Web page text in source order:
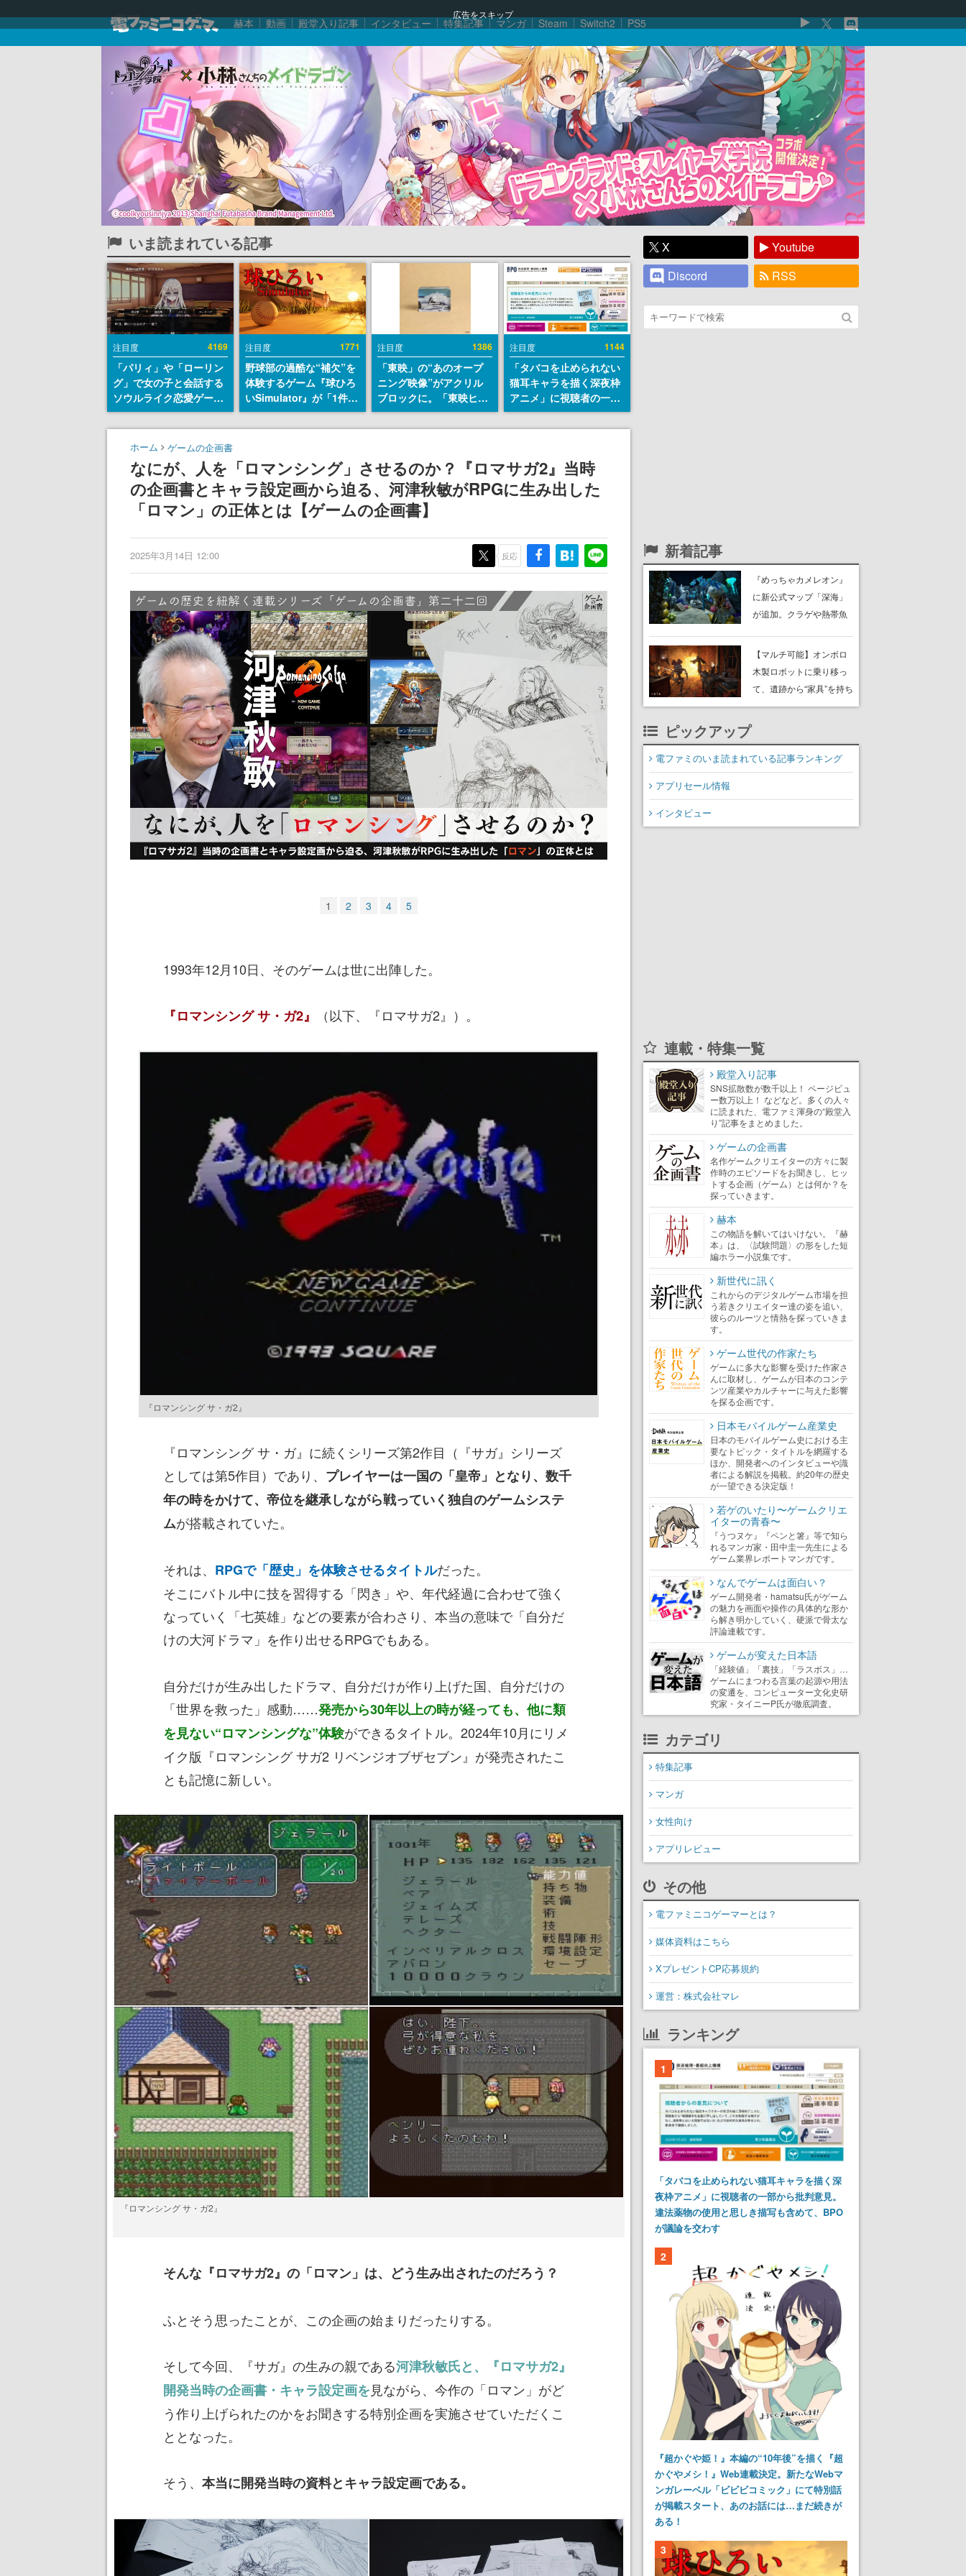
広告をスキップ
赫本 動画 殿堂入り記事 インタビュー 特集記事 マンガ Steam Switch2 PS5
いま読まれている記事
注目度 4169
「パリィ」や「ローリン
グ」で女の子と会話する
ソウルライク恋愛ゲーム
『小早川さんはソウルラ
イク』無料公開。返事に
失敗すると「YOU
DIED」
注目度 1771
野球部の過酷な“補欠”を
体験するゲーム『球ひろ
いSimulator』が「1件」
のウィッシュリストをも
とにチェコ語に対応し
ダム・カム』開発元やチ
ェコのプロ野球選手から
称賛の声
注目度 1386
「東映」の“あのオープ
ニング映像”がアクリル
ブロックに。「東映ヒス
トリカル グッズコレクシ
ョン」が8月下旬より発
注目度 1144
「タバコを止められない
猫耳キャラを描く深夜枠
アニメ」に視聴者の一部
から批判意見。違法薬物
の使用と思しき描写も含
ホーム ゲームの企画書
なにが、人を「ロマンシング」させるのか？『ロマサガ2』当時
の企画書とキャラ設定画から迫る、河津秋敏がRPGに生み出した
「ロマン」の正体とは【ゲームの企画書】
2025年3月14日 12:00 反応
1 2 3 4 5
1993年12月10日、そのゲームは世に出陣した。
『ロマンシング サ・ガ2』 （以下、『ロマサガ2』）。
『ロマンシング サ・ガ2』
『ロマンシング サ・ガ』に続くシリーズ第2作目（『サガ』シリーズ
としては第5作目）であり、 プレイヤーは一国の「皇帝」となり、数千
年の時をかけて、帝位を継承しながら戦っていく独自のゲームシステ
ムが搭載されていた。
それは、 RPGで「歴史」を体験させるタイトルだった。
そこにバトル中に技を習得する「閃き」や、年代経過に合わせて強く
なっていく「七英雄」などの要素が合わさり、本当の意味で「自分だ
けの大河ドラマ」を作り出せるRPGでもある。
自分だけが生み出したドラマ、自分だけが作り上げた国、自分だけの
「世界を救った」感動……発売から30年以上の時が経っても、他に類
を見ない“ロマンシングな”体験ができるタイトル。2024年10月にリメ
イク版『ロマンシング サガ2 リベンジオブザセブン』が発売されたこ
とも記憶に新しい。
『ロマンシング サ・ガ2』
そんな『ロマサガ2』の「ロマン」は、どう生み出されたのだろう？
ふとそう思ったことが、この企画の始まりだったりする。
そして今回、『サガ』の生みの親である河津秋敏氏と、『ロマサガ2』
開発当時の企画書・キャラ設定画を見ながら、今作の「ロマン」がど
う作り上げられたのかをお聞きする特別企画を実施させていただくこ
ととなった。
そう、 本当に開発当時の資料とキャラ設定画である。
X
Youtube
Discord
RSS
新着記事
『めっちゃカメレオン』
に新公式マップ「深海」
が追加。クラゲや熱帯魚
や大きな貝も
【マルチ可能】オンボロ
木製ロボットに乗り移っ
て、遺跡から“家具”を持ち
帰るホラーアクションゲ
売。迫る“腐敗”から逃げ延
び、持ち帰った家具で基
ピックアップ
電ファミのいま読まれている記事ランキング
アプリセール情報
インタビュー
連載・特集一覧
殿堂入り記事
SNS拡散数が数千以上！ ページビュ
ー数万以上！ などなど。多くの人々
に読まれた、電ファミ渾身の“殿堂入
り”記事をまとめました。
ゲームの企画書
名作ゲームクリエイターの方々に製
作時のエピソードをお聞きし、ヒッ
トする企画（ゲーム）とは何か？を
探っていきます。
赫本
この物語を解いてはいけない。『赫
本』は、〈試験問題〉の形をした短
編ホラー小説集です。
新世代に訊く
これからのデジタルゲーム市場を担
う若きクリエイター達の姿を追い、
彼らのルーツと情熱を探っていきま
す。
ゲーム世代の作家たち
ゲームに多大な影響を受けた作家さ
んに取材し、ゲームが日本のコンテ
ンツ産業やカルチャーに与えた影響
を探る企画です。
日本モバイルゲーム産業史
日本のモバイルゲーム史における主
要なトピック・タイトルを網羅する
ほか、開発者へのインタビューや識
者による解説を掲載。約20年の歴史
が一望できる決定版！
若ゲのいたり〜ゲームクリエ
イターの青春〜
『うつヌケ』『ペンと箸』等で知ら
れるマンガ家・田中圭一先生による
ゲーム業界レポートマンガです。
なんでゲームは面白い？
ゲーム開発者・hamatsu氏がゲーム
の魅力を画面や操作の具体的な形か
ら解き明かしていく、硬派で骨太な
評論連載です。
ゲームが変えた日本語
「経験値」「裏技」「ラスボス」…
ゲームにまつわる言葉の起源や用法
の変遷を、コンピューター文化史研
究家・タイニーP氏が徹底調査。
カテゴリ
特集記事
マンガ
女性向け
アプリレビュー
その他
電ファミニコゲーマーとは？
媒体資料はこちら
XプレゼントCP応募規約
運営：株式会社マレ
ランキング
1
「タバコを止められない猫耳キャラを描く深
夜枠アニメ」に視聴者の一部から批判意見。
違法薬物の使用と思しき描写も含めて、BPO
が議論を交わす
2
『超かぐや姫！』本編の“10年後”を描く『超
かぐやメシ！』Web連載決定。新たなWebマ
ンガレーベル「ビビビコミック」にて特別話
が掲載スタート、あのお話には…まだ続きが
ある！
3